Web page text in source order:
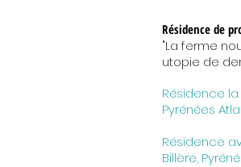
Résidence de
"La ferme
utopie de
Résidence
Pyrénées
Résidence
Billère,